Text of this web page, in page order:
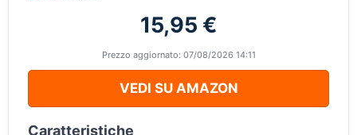
15,95 €
Prezzo aggiornato: 07/08/2026 14:11
VEDI SU AMAZON
Caratteristiche